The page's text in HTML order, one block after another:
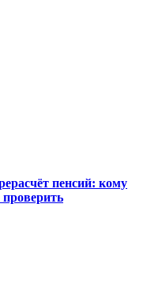
пенсий: кому